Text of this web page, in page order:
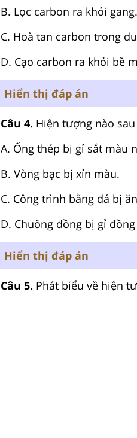
B. Lọc carbon ra khỏi gang.
C. Hoà tan carbon trong
D. Cạo carbon ra khỏi bề
Hiển thị đáp án
Câu 4. Hiện tượng nào
A. Ống thép bị gỉ sắt màu
B. Vòng bạc bị xỉn màu.
C. Công trình bằng đá bị
D. Chuông đồng bị gỉ
Hiển thị đáp án
Câu 5. Phát biểu về hiện